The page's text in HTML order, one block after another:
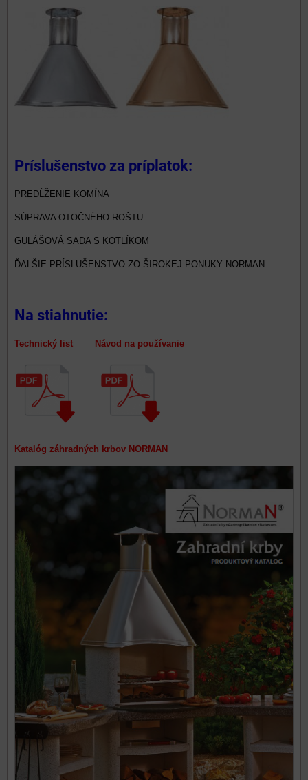
Príslušenstvo za príplatok:
PREDĹŽENIE KOMÍNA
SÚPRAVA OTOČNÉHO ROŠTU
GULÁŠOVÁ SADA S KOTLÍKOM
ĎALŠIE PRÍSLUŠENSTVO ZO ŠIROKEJ PONUKY NORMAN
Na stiahnutie:
Technický list Návod na používanie
Katalóg záhradných krbov NORMAN